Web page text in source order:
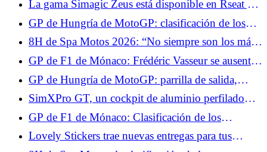
La gama Simagic Zeus está disponible en Rseat y
The French Simracer con nuestro código
promocional.
GP de Hungría de MotoGP: clasificación de los
entrenamientos libres 2, Fabio Quartararo en
dificultades antes de la clasificación
8H de Spa Motos 2026: “No siempre son los más
rápidos los que ganan en Resistencia”, el análisis
de Xavier Siméon, campeón del EWC 2021
GP de F1 de Mónaco: Frédéric Vasseur se ausentó
con Ferrari el sábado por motivos médicos
GP de Hungría de MotoGP: parrilla de salida,
Fabio Quartararo sólo 15º, Marc Márquez consigue
la pole
SimXPro GT, un cockpit de aluminio perfilado
que busca ser accesible
GP de F1 de Mónaco: Clasificación de los
entrenamientos libres 3, Kimi Antonelli toma el
control, Isack Hadjar en el Top 10
Lovely Stickers trae nuevas entregas para tus
volantes y tus setups.